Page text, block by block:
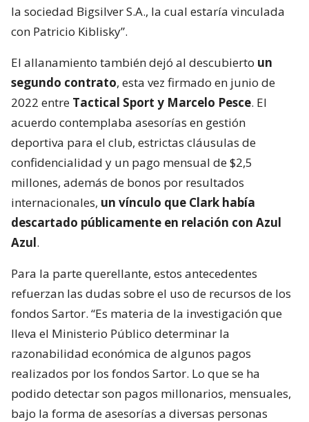
la sociedad Bigsilver S.A., la cual estaría vinculada
con Patricio Kiblisky”.
El allanamiento también dejó al descubierto un
segundo contrato, esta vez firmado en junio de
2022 entre Tactical Sport y Marcelo Pesce. El
acuerdo contemplaba asesorías en gestión
deportiva para el club, estrictas cláusulas de
confidencialidad y un pago mensual de $2,5
millones, además de bonos por resultados
internacionales, un vínculo que Clark había
descartado públicamente en relación con Azul
Azul.
Para la parte querellante, estos antecedentes
refuerzan las dudas sobre el uso de recursos de los
fondos Sartor. “Es materia de la investigación que
lleva el Ministerio Público determinar la
razonabilidad económica de algunos pagos
realizados por los fondos Sartor. Lo que se ha
podido detectar son pagos millonarios, mensuales,
bajo la forma de asesorías a diversas personas